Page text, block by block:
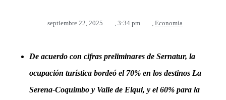
septiembre 22, 2025 , 3:34 pm , Economía
De acuerdo con cifras preliminares de Sernatur, la
ocupación turística bordeó el 70% en los destinos La
Serena-Coquimbo y Valle de Elqui, y el 60% para la